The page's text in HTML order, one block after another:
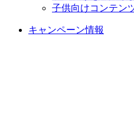
子供向けコンテン
キャンペーン情報